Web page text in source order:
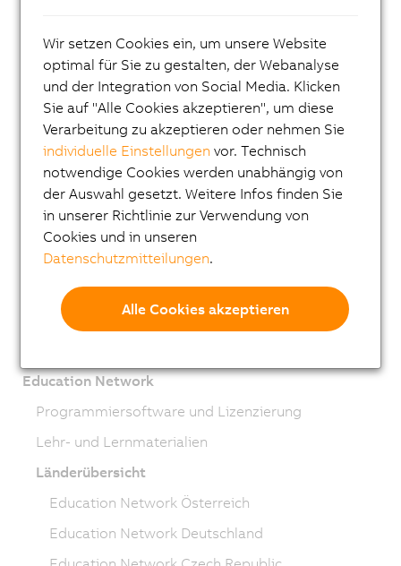
Produktlebenszyklus
Datenschutzmitteilungen
Virtual Marking
Material Compliance
Engineering Sample Regulations
Managementsysteme
Extended Producer Responsibility
Nachhaltigkeit
Corporate Governance
Barrierefreiheitserklärung
Education Network
Programmiersoftware und Lizenzierung
Lehr- und Lernmaterialien
Länderübersicht
Education Network Österreich
Education Network Deutschland
Wir setzen Cookies ein, um unsere Website
optimal für Sie zu gestalten, der Webanalyse
und der Integration von Social Media. Klicken
Sie auf "Alle Cookies akzeptieren", um diese
Verarbeitung zu akzeptieren oder nehmen Sie
individuelle Einstellungen vor. Technisch
notwendige Cookies werden unabhängig von
der Auswahl gesetzt. Weitere Infos finden Sie
in unserer Richtlinie zur Verwendung von
Cookies und in unseren
Datenschutzmitteilungen.
Alle Cookies akzeptieren